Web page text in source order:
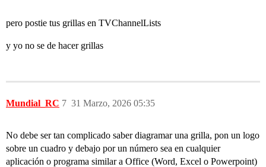
pero postie tus grillas en TVChannelLists
y yo no se de hacer grillas
Mundial_RC 31 Marzo, 2026 05:35
7
No debe ser tan complicado saber diagramar una grilla, pon un logo
sobre un cuadro y debajo por un número sea en cualquier
aplicación o programa similar a Office (Word, Excel o Powerpoint)